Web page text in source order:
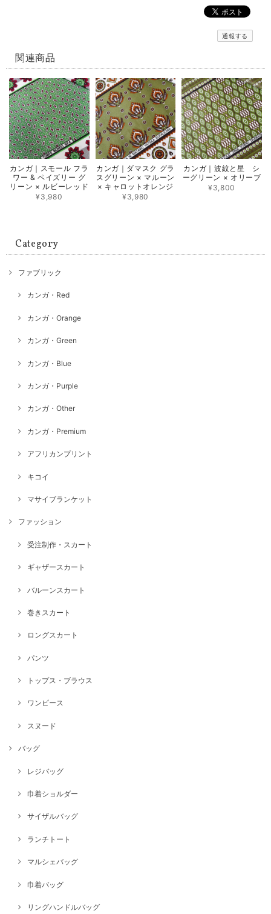
通報する
関連商品
カンガ｜スモール フラ
ワー & ペイズリー グ
リーン × ルビーレッド
¥3,980
カンガ｜ダマスク グラ
スグリーン × マルーン
× キャロットオレンジ
¥3,980
カンガ｜波紋と星 シ
ーグリーン × オリーブ
¥3,800
Category
ファブリック
カンガ・Red
カンガ・Orange
カンガ・Green
カンガ・Blue
カンガ・Purple
カンガ・Other
カンガ・Premium
アフリカンプリント
キコイ
マサイブランケット
ファッション
受注制作・スカート
ギャザースカート
バルーンスカート
巻きスカート
ロングスカート
パンツ
トップス・ブラウス
ワンピース
スヌード
バッグ
レジバッグ
巾着ショルダー
サイザルバッグ
ランチトート
マルシェバッグ
巾着バッグ
リングハンドルバッグ